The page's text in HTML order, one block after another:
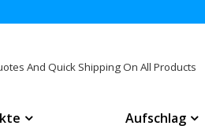
And Quick Shipping On All Products
Aufschlag